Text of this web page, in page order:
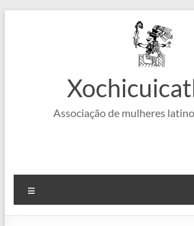
Associação de mulheres